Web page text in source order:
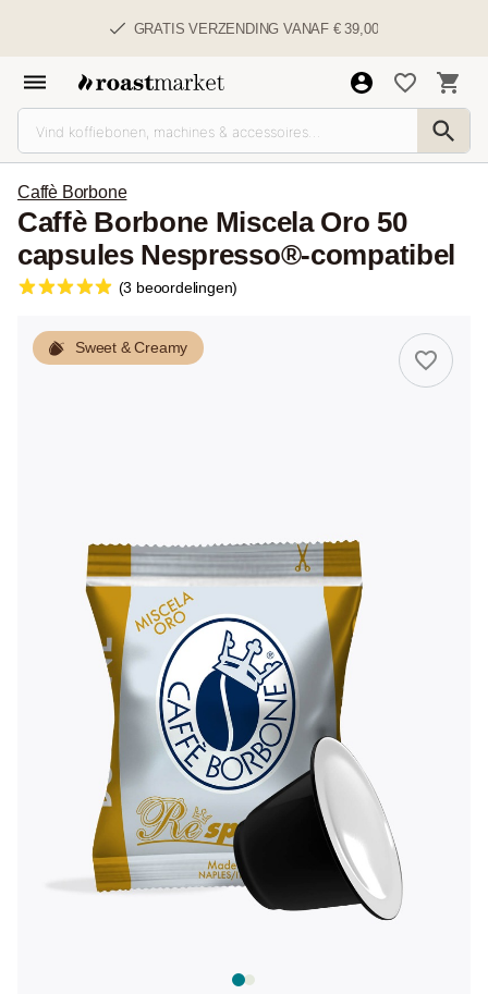
GRATIS VERZENDING VANAF € 39,00
Caffè Borbone
Caffè Borbone Miscela Oro 50
capsules Nespresso®-compatibel
(3 beoordelingen)
Sweet & Creamy